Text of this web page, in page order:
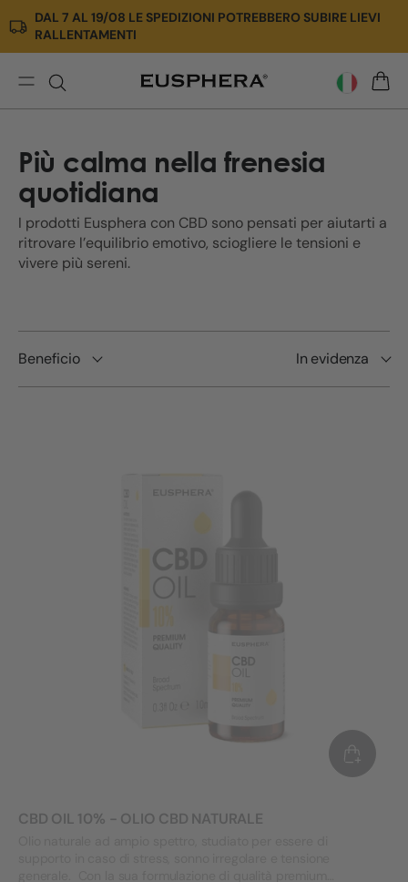
Vai
direttamente
ai
contenuti
DAL 7 AL 19/08 LE SPEDIZIONI POTREBBERO SUBIRE LIEVI
RALLENTAMENTI
Più calma nella frenesia
quotidiana
I prodotti Eusphera con CBD sono pensati per aiutarti a
ritrovare l’equilibrio emotivo, sciogliere le tensioni e
vivere più sereni.
Beneficio In evidenza
CBD OIL 10% - OLIO CBD NATURALE